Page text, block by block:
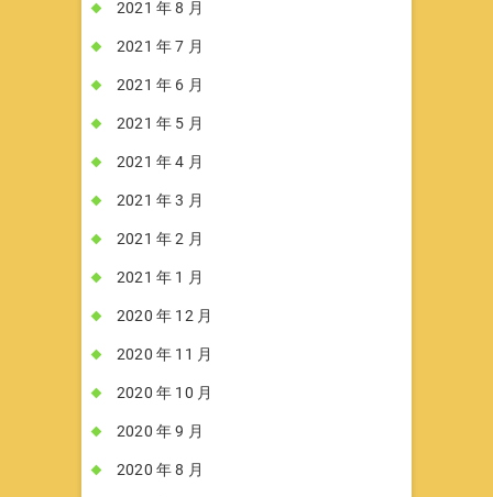
2021 年 8 月
2021 年 7 月
2021 年 6 月
2021 年 5 月
2021 年 4 月
2021 年 3 月
2021 年 2 月
2021 年 1 月
2020 年 12 月
2020 年 11 月
2020 年 10 月
2020 年 9 月
2020 年 8 月